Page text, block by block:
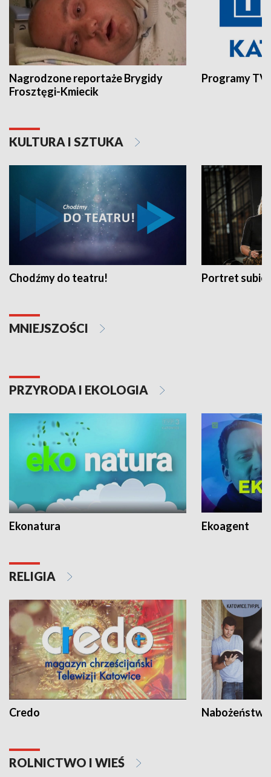
Nagrodzone reportaże Brygidy
Frosztęgi-Kmiecik
Programy
KULTURA I SZTUKA
Chodźmy do teatru! Portret
MNIEJSZOŚCI
PRZYRODA I EKOLOGIA
Ekonatura Ekoagent
RELIGIA
Credo
ROLNICTWO I WIEŚ